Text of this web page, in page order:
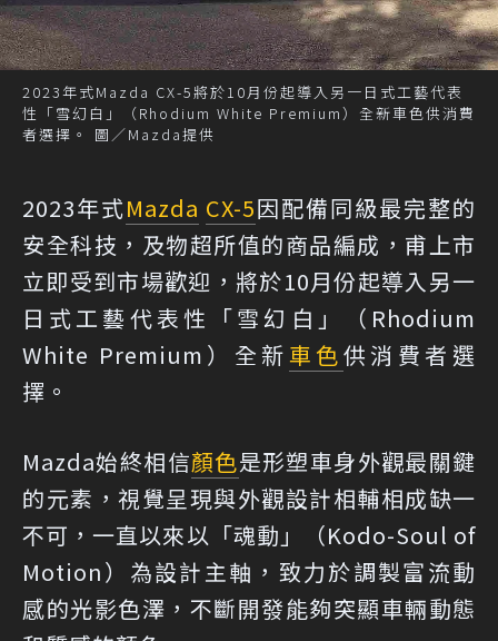
2023年式Mazda CX-5將於10月份起導入另一日式工藝代表
性「雪幻白」（Rhodium White Premium）全新車色供消費
者選擇。 圖／Mazda提供
2023年式Mazda CX-5因配備同級最完整的
安全科技，及物超所值的商品編成，甫上市
立即受到市場歡迎，將於10月份起導入另一
日式工藝代表性「雪幻白」（Rhodium
White Premium）全新車色供消費者選
擇。
Mazda始終相信顏色是形塑車身外觀最關鍵
的元素，視覺呈現與外觀設計相輔相成缺一
不可，一直以來以「魂動」（Kodo-Soul of
Motion）為設計主軸，致力於調製富流動
感的光影色澤，不斷開發能夠突顯車輛動態